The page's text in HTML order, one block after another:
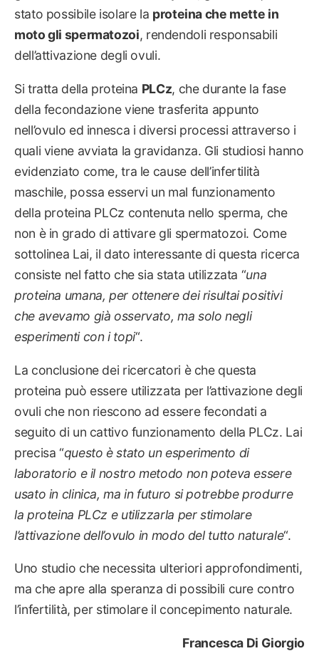
stato possibile isolare la proteina che mette in
moto gli spermatozoi, rendendoli responsabili
dell’attivazione degli ovuli.
Si tratta della proteina PLCz, che durante la fase
della fecondazione viene trasferita appunto
nell’ovulo ed innesca i diversi processi attraverso i
quali viene avviata la gravidanza. Gli studiosi hanno
evidenziato come, tra le cause dell’infertilità
maschile, possa esservi un mal funzionamento
della proteina PLCz contenuta nello sperma, che
non è in grado di attivare gli spermatozoi. Come
sottolinea Lai, il dato interessante di questa ricerca
consiste nel fatto che sia stata utilizzata “una
proteina umana, per ottenere dei risultai positivi
che avevamo già osservato, ma solo negli
esperimenti con i topi“.
La conclusione dei ricercatori è che questa
proteina può essere utilizzata per l’attivazione degli
ovuli che non riescono ad essere fecondati a
seguito di un cattivo funzionamento della PLCz. Lai
precisa “questo è stato un esperimento di
laboratorio e il nostro metodo non poteva essere
usato in clinica, ma in futuro si potrebbe produrre
la proteina PLCz e utilizzarla per stimolare
l’attivazione dell’ovulo in modo del tutto naturale“.
Uno studio che necessita ulteriori approfondimenti,
ma che apre alla speranza di possibili cure contro
l’infertilità, per stimolare il concepimento naturale.
Francesca Di Giorgio